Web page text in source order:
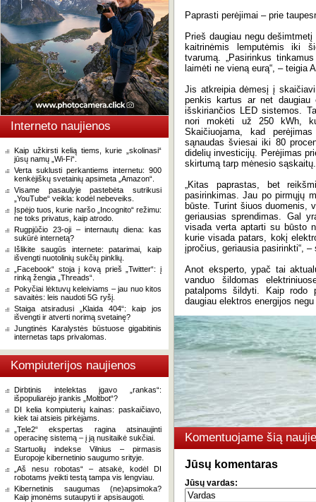
Interneto naujienos
Kaip užkirsti kelią tiems, kurie „skolinasi“
jūsų namų „Wi-Fi“.
Verta suklusti perkantiems internetu: 900
kenkėjiškų svetainių apsimeta „Amazon“.
Visame pasaulyje pastebėta sutrikusi
„YouTube“ veikla: kodėl nebeveiks.
Įspėjo tuos, kurie naršo „Incognito“ režimu:
ne toks privatus, kaip atrodo.
Rugpjūčio 23-oji – internautų diena: kas
sukūrė internetą?
Išlikite saugūs internete: patarimai, kaip
išvengti nuotolinių sukčių pinklių.
„Facebook“ stoja į kovą prieš „Twitter“: į
rinką žengia „Threads“.
Pokyčiai lėktuvų keleiviams – jau nuo kitos
savaitės: leis naudoti 5G ryšį.
Staiga atsiradusi „Klaida 404“: kaip jos
išvengti ir atverti norimą svetainę?
Jungtinės Karalystės būstuose gigabitinis
internetas taps privalomas.
Kompiuterijos naujienos
Dirbtinis intelektas įgavo „rankas“:
išpopuliarėjo įrankis „Moltbot“?
DI kelia kompiuterių kainas: paskaičiavo,
kiek tai atsieis pirkėjams.
„Tele2“ ekspertas ragina atsinaujinti
operacinę sistemą – į ją nusitaikė sukčiai.
Startuolių indekse Vilnius – pirmasis
Europoje kibernetinio saugumo srityje.
„Aš nesu robotas“ – atsakė, kodėl DI
robotams įveikti testą tampa vis lengviau.
Kibernetinis saugumas (ne)apsimoka?
Kaip įmonėms sutaupyti ir apsisaugoti.
Paprasti perėjimai – prie
Prieš daugiau negu
kaitrinėmis lemputėmis iki
tvarumą. „Pasirinkus
laimėti ne vieną eurą“, – teigia
Jis atkreipia dėmesį į
penkis kartus ar net daugiau
išskiriančios LED sistemos.
nori mokėti už 250 kWh,
Skaičiuojama, kad
sąnaudas šviesai iki 80
didelių investicijų. Perėjimas
skirtumą tarp mėnesio sąskaitų.
„Kitas paprastas, bet
pasirinkimas. Jau po pirmųjų
būste. Turint šiuos duomenis,
geriausias sprendimas. Gal
visada verta aptarti su būsto
kurie visada patars, kokį
įpročius, geriausia pasirinkti“,
Anot eksperto, ypač tai
vanduo šildomas
patalpoms šildyti. Kaip rodo
daugiau elektros energijos
Komentuojame šią
Jūsų komentaras
Jūsų vardas: